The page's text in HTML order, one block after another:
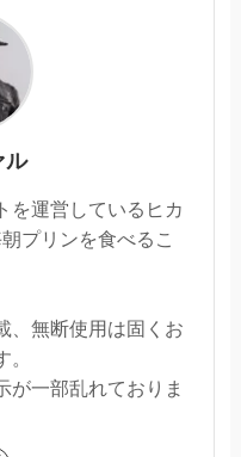
ル
を運営しているヒカ
プリンを食べるこ
、無断使用は固くお
が一部乱れておりま